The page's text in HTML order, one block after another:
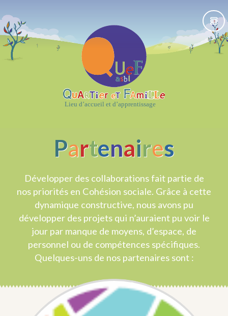
Partenaires
Développer des collaborations fait partie de
nos priorités en Cohésion sociale. Grâce à cette
dynamique constructive, nous avons pu
développer des projets qui n’auraient pu voir le
jour par manque de moyens, d’espace, de
personnel ou de compétences spécifiques.
Quelques-uns de nos partenaires sont :